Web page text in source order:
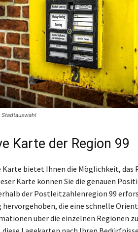
Karte der Region 99
bietet Ihnen die Möglichkeit, das
Karte können Sie die genauen
der Postleitzahlenregion 99
hervorgehoben, die eine schnelle
über die einzelnen Regionen